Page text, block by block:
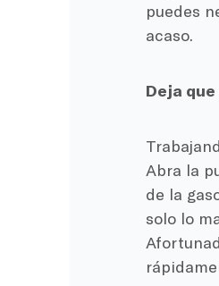
puedes
acaso.
Deja
Abra la
de la
solo lo